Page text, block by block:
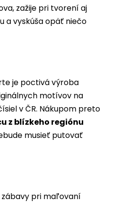
zažije pri tvorení aj
a vyskúša opäť niečo
je poctivá výroba
motívov na
v ČR. Nákupom preto
z blízkeho regiónu
musieť putovať
pri maľovaní